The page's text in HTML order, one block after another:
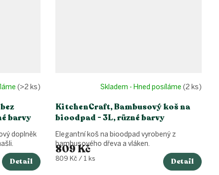
barvy
(>2 ks)
Detail
doplněk
KitchenCraft, Bambusový koš na
bioodpad - 3L, různé barvy
Skladem - Hned posíláme (2 ks)
809 Kč
Měrná
809 Kč / 1 ks Detail
Elegantní koš na bioodpad vyrobený z
bambusového dřeva a vláken.